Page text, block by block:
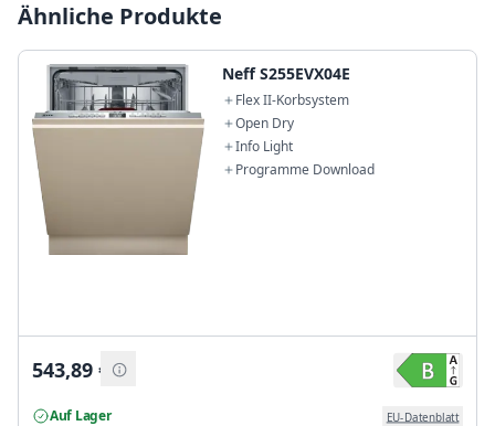
Ähnliche Produkte
Neff S255EVX04E
Flex II-Korbsystem
Open Dry
Info Light
Programme Download
543,89 €
Auf Lager EU-Datenblatt